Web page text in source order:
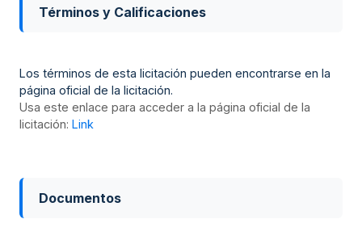
Términos y Calificaciones
Los términos de esta licitación pueden encontrarse en la
página oficial de la licitación.
Usa este enlace para acceder a la página oficial de la
licitación: Link
Documentos